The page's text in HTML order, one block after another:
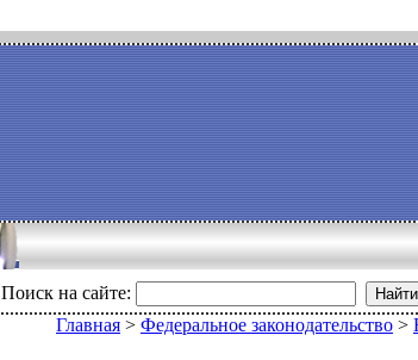
Поиск на сайте: Найти
Главная > Федеральное законодательство >